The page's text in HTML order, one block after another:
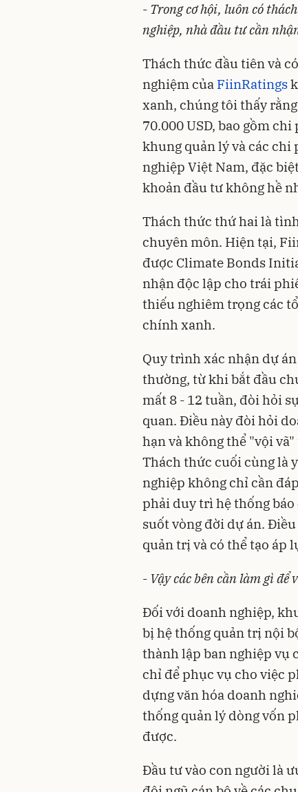
- Trong cơ hội, luôn có
nghiệp, nhà đầu tư cần
Thách thức đầu tiên và
nghiệm của FiinRatings
xanh, chúng tôi thấy
70.000 USD, bao gồm
khung quản lý và các
nghiệp Việt Nam, đặc
khoản đầu tư không hề
Thách thức thứ hai là
chuyên môn. Hiện tại,
được Climate Bonds
nhận độc lập cho trái
thiếu nghiêm trọng các
chính xanh.
Quy trình xác nhận dự
thường, từ khi bắt đầu
mất 8 - 12 tuần, đòi hỏi
quan. Điều này đòi hỏi
hạn và không thể "vội
Thách thức cuối cùng là
nghiệp không chỉ cần
phải duy trì hệ thống
suốt vòng đời dự án.
quản trị và có thể tạo áp
- Vậy các bên cần làm gì
Đối với doanh nghiệp,
bị hệ thống quản trị nội
thành lập ban nghiệp vụ
chỉ để phục vụ cho việc
dựng văn hóa doanh
thống quản lý dòng vốn
được.
Đầu tư vào con người là